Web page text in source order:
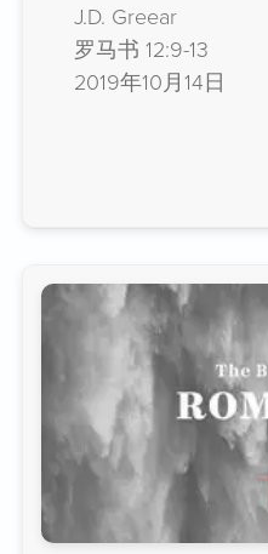
J.D. Greear
罗马书 12:9-13
2019年10月14日